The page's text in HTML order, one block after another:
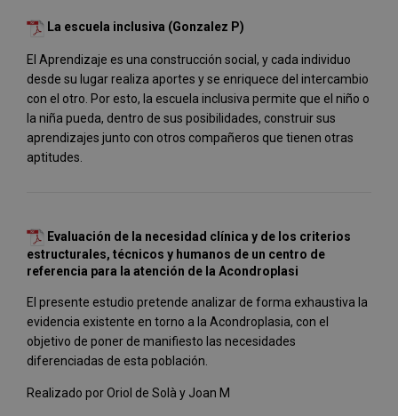
La escuela inclusiva (Gonzalez P)
El Aprendizaje es una construcción social, y cada individuo
desde su lugar realiza aportes y se enriquece del intercambio
con el otro. Por esto, la escuela inclusiva permite que el niño o
la niña pueda, dentro de sus posibilidades, construir sus
aprendizajes junto con otros compañeros que tienen otras
aptitudes.
Evaluación de la necesidad clínica y de los criterios
estructurales, técnicos y humanos de un centro de
referencia para la atención de la Acondroplasi
El presente estudio pretende analizar de forma exhaustiva la
evidencia existente en torno a la Acondroplasia, con el
objetivo de poner de manifiesto las necesidades
diferenciadas de esta población.
Realizado por Oriol de Solà y Joan M